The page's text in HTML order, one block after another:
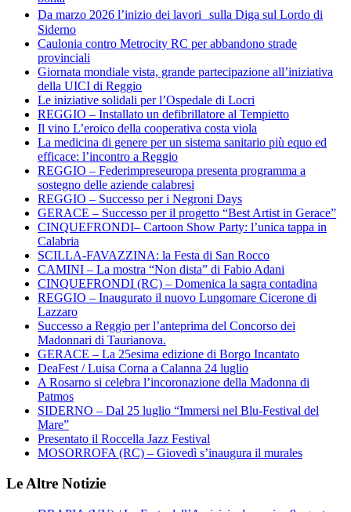
Da marzo 2026 l’inizio dei lavori sulla Diga sul Lordo di
Siderno
Caulonia contro Metrocity RC per abbandono strade
provinciali
Giornata mondiale vista, grande partecipazione all’iniziativa
della UICI di Reggio
Le iniziative solidali per l’Ospedale di Locri
REGGIO – Installato un defibrillatore al Tempietto
Il vino L’eroico della cooperativa costa viola
La medicina di genere per un sistema sanitario più equo ed
efficace: l’incontro a Reggio
REGGIO – Federimpreseuropa presenta programma a
sostegno delle aziende calabresi
REGGIO – Successo per i Negroni Days
GERACE – Successo per il progetto “Best Artist in Gerace”
CINQUEFRONDI– Cartoon Show Party: l’unica tappa in
Calabria
SCILLA-FAVAZZINA: la Festa di San Rocco
CAMINI – La mostra “Non dista” di Fabio Adani
CINQUEFRONDI (RC) – Domenica la sagra contadina
REGGIO – Inaugurato il nuovo Lungomare Cicerone di
Lazzaro
Successo a Reggio per l’anteprima del Concorso dei
Madonnari di Taurianova.
GERACE – La 25esima edizione di Borgo Incantato
DeaFest / Luisa Corna a Calanna 24 luglio
A Rosarno si celebra l’incoronazione della Madonna di
Patmos
SIDERNO – Dal 25 luglio “Immersi nel Blu-Festival del
Mare”
Presentato il Roccella Jazz Festival
MOSORROFA (RC) – Giovedì s’inaugura il murales
Le Altre Notizie